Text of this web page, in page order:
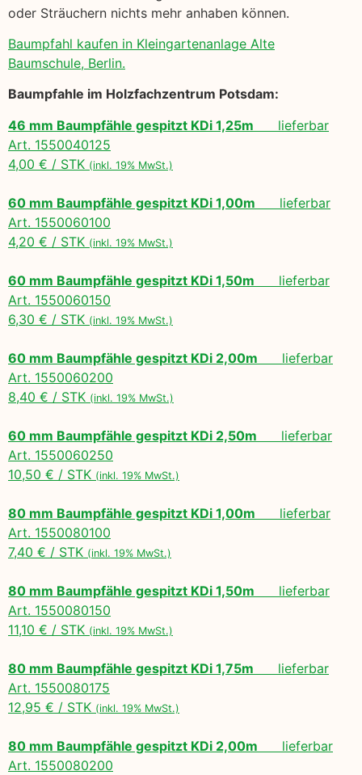
oder Sträuchern nichts mehr anhaben können.
Baumpfahl kaufen in Kleingartenanlage Alte
Baumschule, Berlin.
Baumpfahle im Holzfachzentrum Potsdam:
46 mm Baumpfähle gespitzt KDi 1,25m lieferbar
Art. 1550040125
4,00 € / STK (inkl. 19% MwSt.)
60 mm Baumpfähle gespitzt KDi 1,00m lieferbar
Art. 1550060100
4,20 € / STK (inkl. 19% MwSt.)
60 mm Baumpfähle gespitzt KDi 1,50m lieferbar
Art. 1550060150
6,30 € / STK (inkl. 19% MwSt.)
60 mm Baumpfähle gespitzt KDi 2,00m lieferbar
Art. 1550060200
8,40 € / STK (inkl. 19% MwSt.)
60 mm Baumpfähle gespitzt KDi 2,50m lieferbar
Art. 1550060250
10,50 € / STK (inkl. 19% MwSt.)
80 mm Baumpfähle gespitzt KDi 1,00m lieferbar
Art. 1550080100
7,40 € / STK (inkl. 19% MwSt.)
80 mm Baumpfähle gespitzt KDi 1,50m lieferbar
Art. 1550080150
11,10 € / STK (inkl. 19% MwSt.)
80 mm Baumpfähle gespitzt KDi 1,75m lieferbar
Art. 1550080175
12,95 € / STK (inkl. 19% MwSt.)
80 mm Baumpfähle gespitzt KDi 2,00m lieferbar
Art. 1550080200